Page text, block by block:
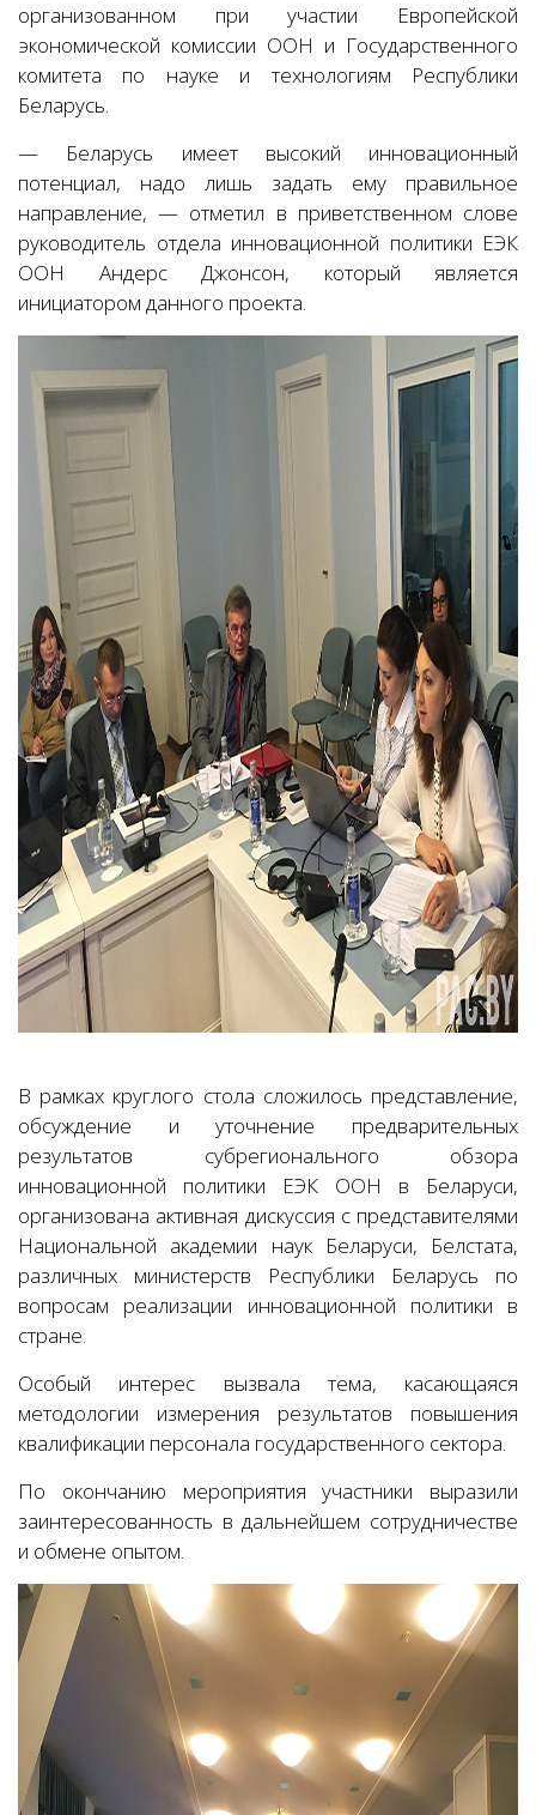
организованном при участии Европейской
экономической комиссии ООН и Государственного
комитета по науке и технологиям Республики
Беларусь.
— Беларусь имеет высокий инновационный
потенциал, надо лишь задать ему правильное
направление, — отметил в приветственном слове
руководитель отдела инновационной политики ЕЭК
ООН Андерс Джонсон, который является
инициатором данного проекта.
В рамках круглого стола сложилось представление,
обсуждение и уточнение предварительных
результатов субрегионального обзора
инновационной политики ЕЭК ООН в Беларуси,
организована активная дискуссия с представителями
Национальной академии наук Беларуси, Белстата,
различных министерств Республики Беларусь по
вопросам реализации инновационной политики в
стране.
Особый интерес вызвала тема, касающаяся
методологии измерения результатов повышения
квалификации персонала государственного сектора.
По окончанию мероприятия участники выразили
заинтересованность в дальнейшем сотрудничестве
и обмене опытом.